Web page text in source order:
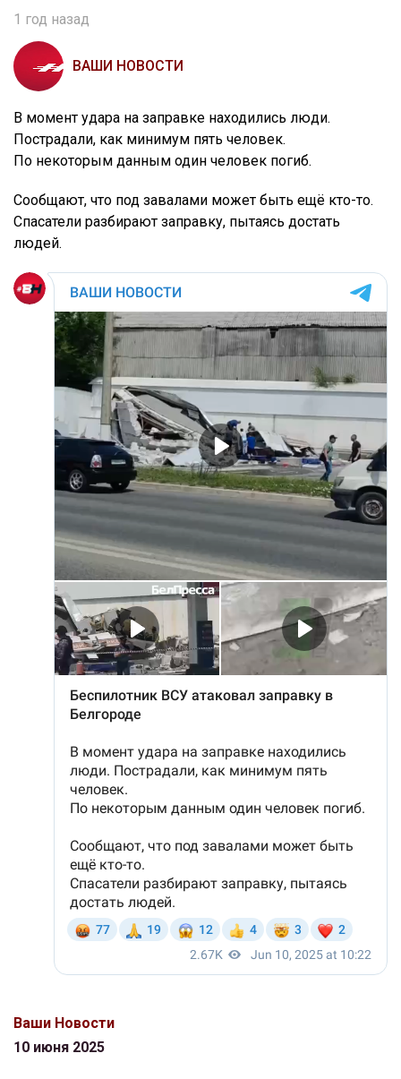
1 год назад
ВАШИ НОВОСТИ
В момент удара на заправке находились люди.
Пострадали, как минимум пять человек.
По некоторым данным один человек погиб.
Сообщают, что под завалами может быть ещё кто-то.
Спасатели разбирают заправку, пытаясь достать
людей.
Ваши Новости
10 июня 2025